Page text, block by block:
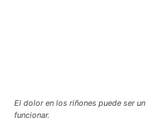
El dolor en los riñones puede ser
funcionar.